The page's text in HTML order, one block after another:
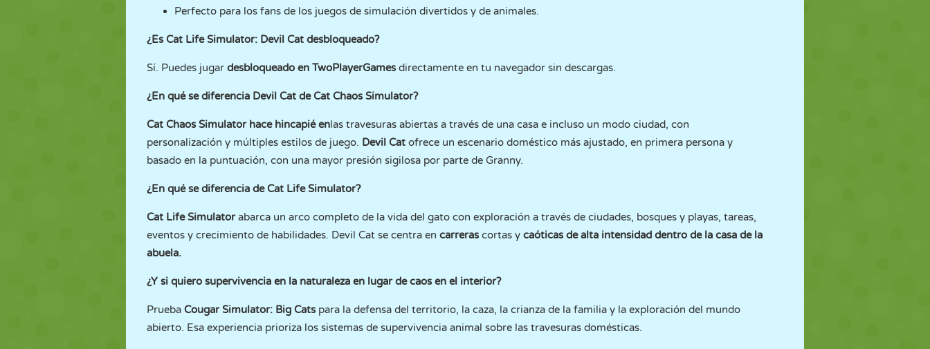
Perfecto para los fans de los juegos de simulación divertidos y de animales.
¿Es Cat Life Simulator: Devil Cat desbloqueado?
Sí. Puedes jugar desbloqueado en TwoPlayerGamesdirectamente en tu navegador sin descargas.
¿En qué se diferencia Devil Cat de Cat Chaos Simulator?
Cat Chaos Simulator hace hincapié enlas travesuras abiertas a través de una casa e incluso un modo ciudad, con
personalización y múltiples estilos de juego. Devil Cat ofrece un escenario doméstico más ajustado, en primera persona y
basado en la puntuación, con una mayor presión sigilosa por parte de Granny.
¿En qué se diferencia de Cat Life Simulator?
Cat Life Simulatorabarca un arco completo de la vida del gato con exploración a través de ciudades, bosques y playas, tareas,
eventos y crecimiento de habilidades. Devil Cat se centra en carrerascortas y caóticas de alta intensidad dentro de la casa de la
abuela.
¿Y si quiero supervivencia en la naturaleza en lugar de caos en el interior?
Prueba Cougar Simulator: Big Catspara la defensa del territorio, la caza, la crianza de la familia y la exploración del mundo
abierto. Esa experiencia prioriza los sistemas de supervivencia animal sobre las travesuras domésticas.